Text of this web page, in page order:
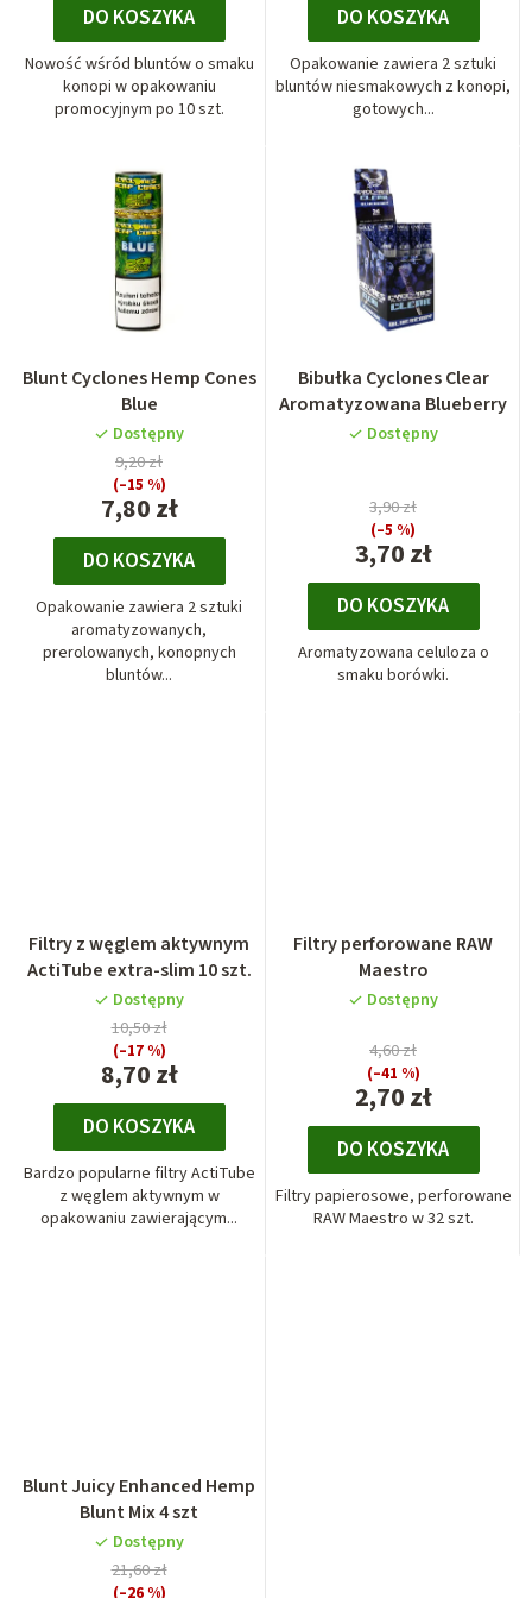
DO KOSZYKA
Nowość wśród bluntów o smaku
konopi w opakowaniu
promocyjnym po 10 szt.
DO KOSZYKA
Opakowanie zawiera 2 sztuki
bluntów niesmakowych z konopi,
gotowych...
Blunt Cyclones Hemp Cones
Blue
Dostępny
7,80 zł
9,20 zł
(–15 %)
DO KOSZYKA
Opakowanie zawiera 2 sztuki
aromatyzowanych,
prerolowanych, konopnych
bluntów...
Bibułka Cyclones Clear
Aromatyzowana Blueberry
Dostępny
3,70 zł
3,90 zł
(–5 %)
DO KOSZYKA
Aromatyzowana celuloza o
smaku borówki.
Filtry z węglem aktywnym
ActiTube extra-slim 10 szt.
Dostępny
8,70 zł
10,50 zł
(–17 %)
DO KOSZYKA
Bardzo popularne filtry ActiTube
z węglem aktywnym w
opakowaniu zawierającym...
Filtry perforowane RAW
Maestro
Dostępny
2,70 zł
4,60 zł
(–41 %)
DO KOSZYKA
Filtry papierosowe, perforowane
RAW Maestro w 32 szt.
Blunt Juicy Enhanced Hemp
Blunt Mix 4 szt
Dostępny
21,60 zł
(–26 %)